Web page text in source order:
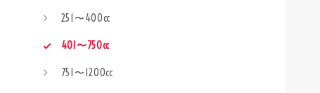
251〜400cc
401〜750cc
751〜1200cc